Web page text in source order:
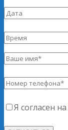
Я согласен на